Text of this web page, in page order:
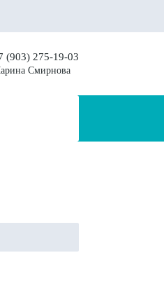
(903) 275-19-03
Смирнова